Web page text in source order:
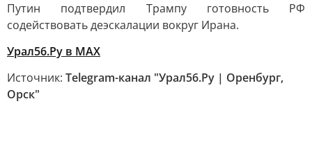
Путин подтвердил Трампу готовность РФ
содействовать деэскалации вокруг Ирана.
Урал56.Ру в МАХ
Источник: Telegram-канал "Урал56.Ру | Оренбург,
Орск"